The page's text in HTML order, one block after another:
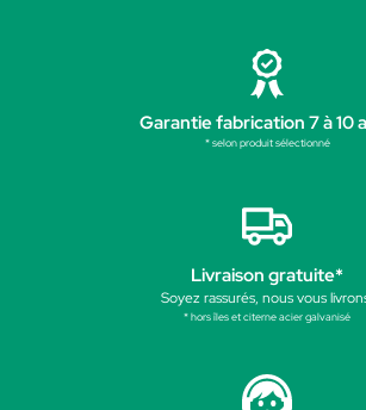
Garantie fabrication 7 à 10
* selon produit sélectionné
Livraison gratuite*
Soyez rassurés, nous vous
* hors îles et citerne acier galvanisé